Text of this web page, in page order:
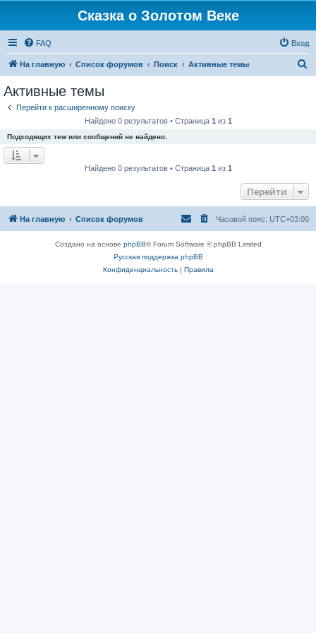
Сказка о Золотом Веке
FAQ Вход
На главную Список форумов Поиск Активные темы
Активные темы
Перейти к расширенному поиску
Найдено 0 результатов • Страница 1 из 1
Подходящих тем или сообщений не найдено.
Найдено 0 результатов • Страница 1 из 1
Перейти
На главную Список форумов Часовой пояс: UTC+03:00
Создано на основе phpBB® Forum Software © phpBB Limited
Русская поддержка phpBB
Конфиденциальность| Правила